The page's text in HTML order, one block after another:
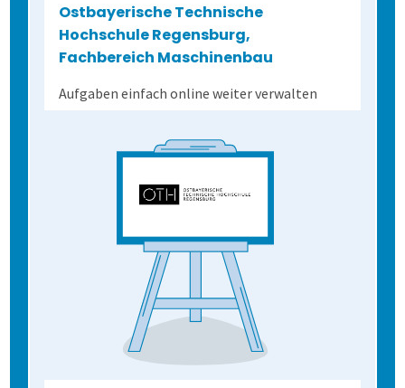
Ostbayerische Technische
Hochschule Regensburg,
Fachbereich Maschinenbau
Aufgaben einfach online weiter verwalten